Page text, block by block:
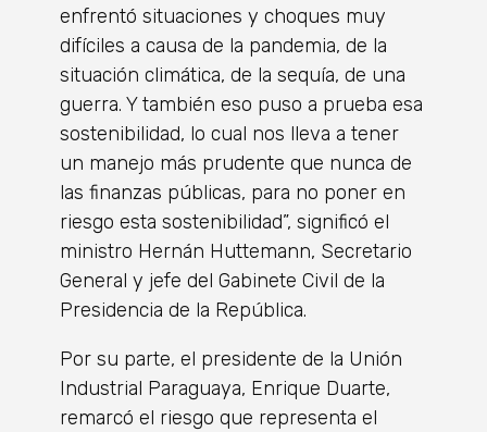
enfrentó situaciones y choques muy
difíciles a causa de la pandemia, de la
situación climática, de la sequía, de una
guerra. Y también eso puso a prueba esa
sostenibilidad, lo cual nos lleva a tener
un manejo más prudente que nunca de
las finanzas públicas, para no poner en
riesgo esta sostenibilidad”, significó el
ministro Hernán Huttemann, Secretario
General y jefe del Gabinete Civil de la
Presidencia de la República.
Por su parte, el presidente de la Unión
Industrial Paraguaya, Enrique Duarte,
remarcó el riesgo que representa el